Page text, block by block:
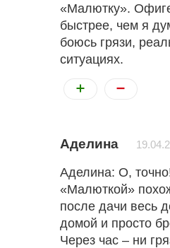
«Малютку».
быстрее, чем я
боюсь грязи,
ситуациях.
Аделина
Аделина: О,
«Малюткой»
после дачи весь
домой и просто
Через час – ни